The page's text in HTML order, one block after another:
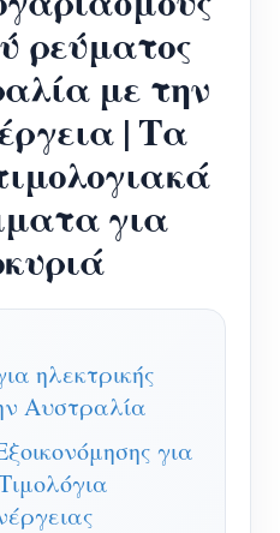
ενέργειας Wi-Fi
ενέργειας Wi-Fi
ενέργειας Wi-Fi
WiFi
ρεύματος
με την
| Τα
για
ηλεκτρικής
Αυστραλία
για